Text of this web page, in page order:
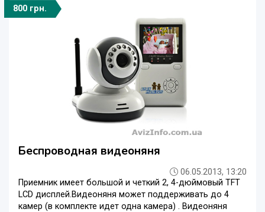
800 грн.
Беспроводная видеоняня
06.05.2013, 13:20
Приемник имеет большой и четкий 2, 4-дюймовый TFT
LCD дисплей.Видеоняня может поддерживать до 4
камер (в комплекте идет одна камера) . Видеоняня